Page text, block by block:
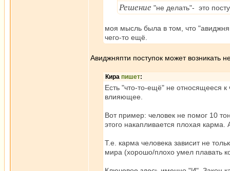
Решение "не делать"- это
моя мысль была в том, что
чего-то ещё.
Авиджняпти поступок может возникать
Кира пишет:
Есть "что-то-ещё" не относящееся
влияющее.
Вот пример: человек не помог 10
этого накапливается плохая
Т.е. карма человека зависит не
мира (хорошо/плохо умел плавать